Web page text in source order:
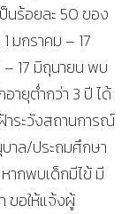
นร้อยละ 50 ของ
มกราคม – 17
– 17 มิถุนายน พบ
ายุต่ำกว่า 3 ปี ได้
ระวังสถานการณ์
บาล/ประถมศึกษา
ากพบเด็กมีไข้ มี
ขอให้แจ้งผู้